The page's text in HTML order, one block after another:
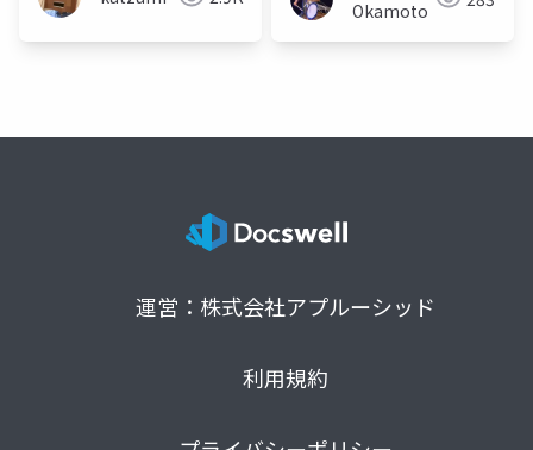
Okamoto
運営：株式会社アプルーシッド
利用規約